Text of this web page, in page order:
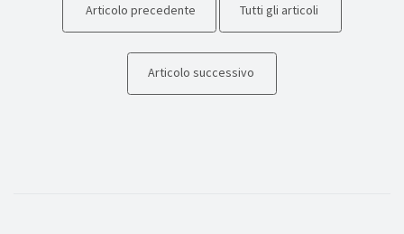
Articolo precedente Tutti gli articoli
Articolo successivo